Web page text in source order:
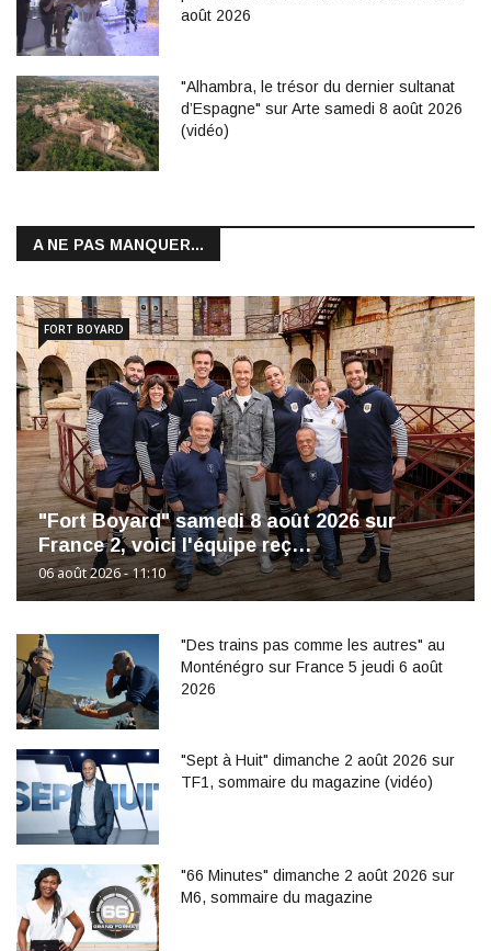
août 2026
"Alhambra, le trésor du dernier sultanat
d’Espagne" sur Arte samedi 8 août 2026
(vidéo)
A NE PAS MANQUER...
"Fort Boyard" samedi 8 août 2026 sur
France 2, voici l'équipe reç…
06 août 2026 - 11:10
FORT BOYARD
"Des trains pas comme les autres" au
Monténégro sur France 5 jeudi 6 août
2026
"Sept à Huit" dimanche 2 août 2026 sur
TF1, sommaire du magazine (vidéo)
"66 Minutes" dimanche 2 août 2026 sur
M6, sommaire du magazine